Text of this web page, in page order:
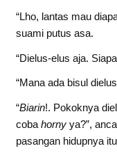
“Lho, lantas mau
suami putus asa.
“Dielus-elus aja.
“Mana ada bisul
“Biarin!. Pokoknya
coba horny ya?”,
pasangan hidupnya